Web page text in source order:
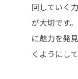
回していく
が大切です
に魅力を発
くようにし